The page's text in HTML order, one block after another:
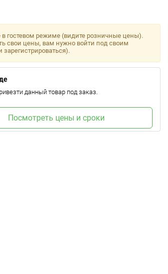
в гостевом режиме (видите розничные цены).
свои цены, вам нужно войти под своим
данный товар под заказ.
Посмотреть цены и сроки